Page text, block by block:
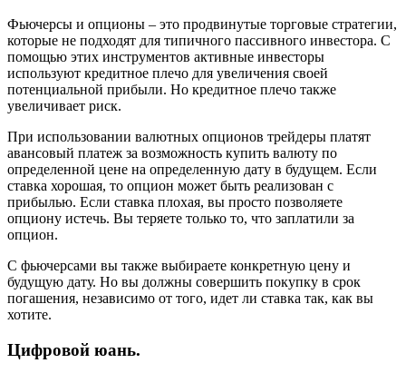
Фьючерсы и опционы – это продвинутые торговые стратегии,
которые не подходят для типичного пассивного инвестора. С
помощью этих инструментов активные инвесторы
используют кредитное плечо для увеличения своей
потенциальной прибыли. Но кредитное плечо также
увеличивает риск.
При использовании валютных опционов трейдеры платят
авансовый платеж за возможность купить валюту по
определенной цене на определенную дату в будущем. Если
ставка хорошая, то опцион может быть реализован с
прибылью. Если ставка плохая, вы просто позволяете
опциону истечь. Вы теряете только то, что заплатили за
опцион.
С фьючерсами вы также выбираете конкретную цену и
будущую дату. Но вы должны совершить покупку в срок
погашения, независимо от того, идет ли ставка так, как вы
хотите.
Цифровой юань.